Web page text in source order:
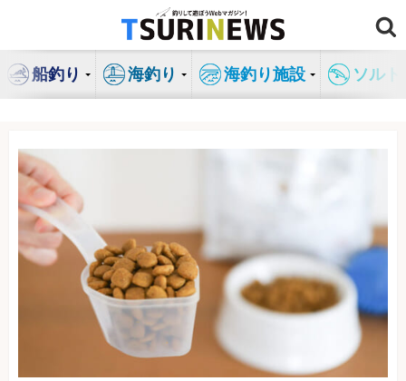
ン
船釣り 海釣り 海釣り施設 ソル